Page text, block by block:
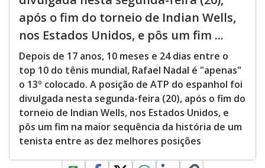
após o fim do torneio de Indian Wells,
nos Estados Unidos, e pôs um fim ...
Depois de 17 anos, 10 meses e 24 dias entre o
top 10 do tênis mundial, Rafael Nadal é "apenas"
o 13º colocado. A posição de ATP do espanhol foi
divulgada nesta segunda-feira (20), após o fim do
torneio de Indian Wells, nos Estados Unidos, e
pôs um fim na maior sequência da história de um
tenista entre as dez melhores posições